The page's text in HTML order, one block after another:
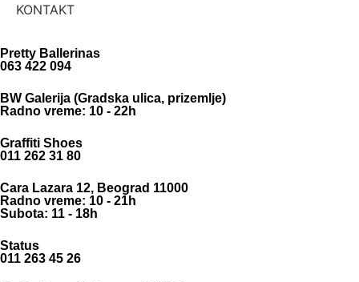
KONTAKT
Pretty Ballerinas
063 422 094
BW Galerija (Gradska ulica, prizemlje)
Radno vreme: 10 - 22h
Graffiti Shoes
011 262 31 80
Cara Lazara 12, Beograd 11000
Radno vreme: 10 - 21h
Subota: 11 - 18h
Status
011 263 45 26